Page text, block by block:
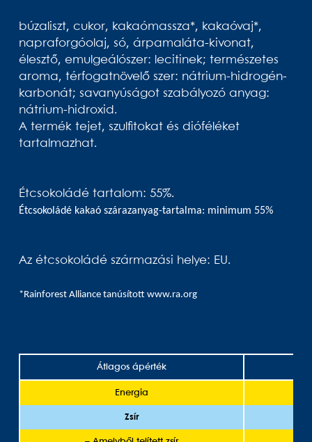
búzaliszt, cukor, kakaómassza*, kakaóvaj*,
napraforgóolaj, só, árpamaláta-kivonat,
élesztő, emulgeálószer: lecitinek; természetes
aroma, térfogatnövelő szer: nátrium-hidrogén-
karbonát; savanyúságot szabályozó anyag:
nátrium-hidroxid.
A termék tejet, szulfitokat és dióféléket
tartalmazhat.
Étcsokoládé tartalom: 55%.
Étcsokoládé kakaó szárazanyag-tartalma: minimum 55%
Az étcsokoládé származási helye: EU.
*Rainforest Alliance tanúsított www.ra.org
Átlagos ápérték
Energia
Zsír